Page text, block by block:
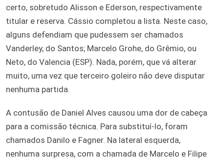
certo, sobretudo Alisson e Ederson, respectivamente
titular e reserva. Cássio completou a lista. Neste caso,
alguns defendiam que pudessem ser chamados
Vanderley, do Santos; Marcelo Grohe, do Grêmio, ou
Neto, do Valencia (ESP). Nada, porém, que vá alterar
muito, uma vez que terceiro goleiro não deve disputar
nenhuma partida.
A contusão de Daniel Alves causou uma dor de cabeça
para a comissão técnica. Para substituí-lo, foram
chamados Danilo e Fagner. Na lateral esquerda,
nenhuma surpresa, com a chamada de Marcelo e Filipe